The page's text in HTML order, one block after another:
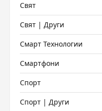
Свят
Свят | Други
Смарт Технологии
Смартфони
Спорт
Спорт | Други